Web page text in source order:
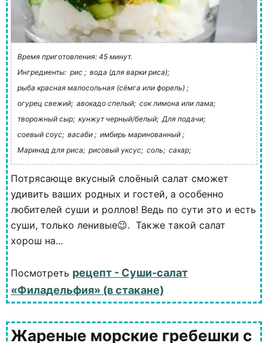
Время приготовления: 45 минут.
Ингредиенты: рис ; вода (для варки риса);
рыба красная малосольная (сёмга или форель) ;
огурец свежий; авокадо спелый; сок лимона или лама;
творожный сыр; кунжут черный/белый; Для подачи;
соевый соус; васаби ; имбирь маринованный ;
Маринад для риса; рисовый уксус; соль; сахар;
Потрясающе вкусный слоёный салат сможет
удивить ваших родных и гостей, а особенно
любителей суши и роллов! Ведь по сути это и есть
суши, только ленивые😉. Также такой салат
хорош на...
Посмотреть рецепт - Суши-салат
«Филадельфия» (в стакане)
Жареные морские гребешки с